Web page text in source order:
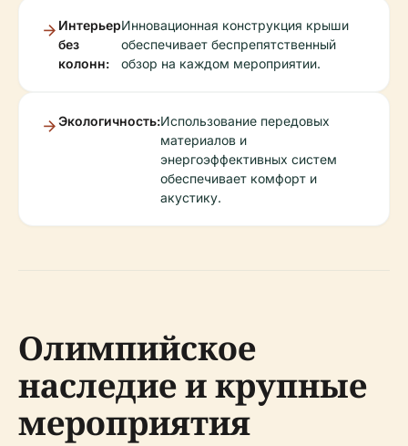
Интерьер
без
колонн:
Инновационная конструкция крыши
обеспечивает беспрепятственный
обзор на каждом мероприятии.
Экологичность:Использование передовых
материалов и
энергоэффективных систем
обеспечивает комфорт и
акустику.
Олимпийское
наследие и крупные
мероприятия